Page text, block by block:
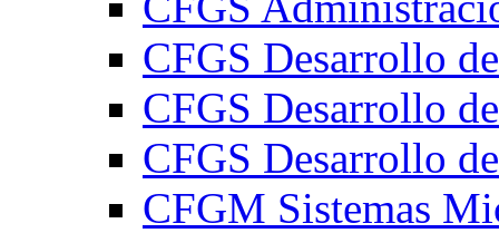
CFGS Desarrollo
CFGS Desarrollo
CFGS Desarrollo
CFGM Sistemas